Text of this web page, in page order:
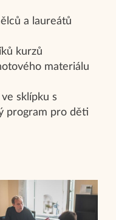
a laureátů
kurzů
materiálu
sklípku s
program pro děti